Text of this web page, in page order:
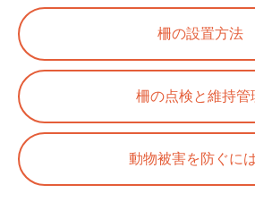
柵の設置方法
柵の点検と維持管
動物被害を防ぐに
（イノシシ・シ
漁網
対象動物から選ぶ
動物の種類から対策商品